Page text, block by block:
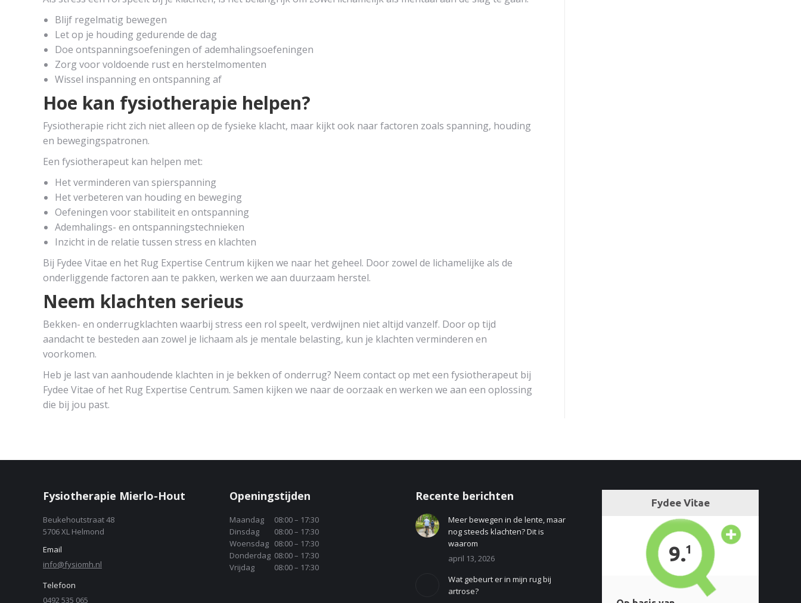
Blijf regelmatig bewegen
Let op je houding gedurende de dag
Doe ontspanningsoefeningen of ademhalingsoefeningen
Zorg voor voldoende rust en herstelmomenten
Wissel inspanning en ontspanning af
Hoe kan fysiotherapie helpen?
Fysiotherapie richt zich niet alleen op de fysieke klacht, maar kijkt ook naar factoren zoals spanning, houding
en bewegingspatronen.
Een fysiotherapeut kan helpen met:
Het verminderen van spierspanning
Het verbeteren van houding en beweging
Oefeningen voor stabiliteit en ontspanning
Ademhalings- en ontspanningstechnieken
Inzicht in de relatie tussen stress en klachten
Bij Fydee Vitae en het Rug Expertise Centrum kijken we naar het geheel. Door zowel de lichamelijke als de
onderliggende factoren aan te pakken, werken we aan duurzaam herstel.
Neem klachten serieus
Bekken- en onderrugklachten waarbij stress een rol speelt, verdwijnen niet altijd vanzelf. Door op tijd
aandacht te besteden aan zowel je lichaam als je mentale belasting, kun je klachten verminderen en
voorkomen.
Heb je last van aanhoudende klachten in je bekken of onderrug? Neem contact op met een fysiotherapeut bij
Fydee Vitae of het Rug Expertise Centrum. Samen kijken we naar de oorzaak en werken we aan een oplossing
die bij jou past.
Fysiotherapie Mierlo-Hout
Beukehoutstraat 48
5706 XL Helmond
Email
info@fysiomh.nl
Telefoon
0492 535 065
Openingstijden
Maandag
08:00 – 17:30
Dinsdag
08:00 – 17:30
Woensdag 08:00 – 17:30
Donderdag 08:00 – 17:30
Vrijdag
08:00 – 17:30
Recente berichten
Meer bewegen in de lente, maar
nog steeds klachten? Dit is
waarom
april 13, 2026
Wat gebeurt er in mijn rug bij
artrose?